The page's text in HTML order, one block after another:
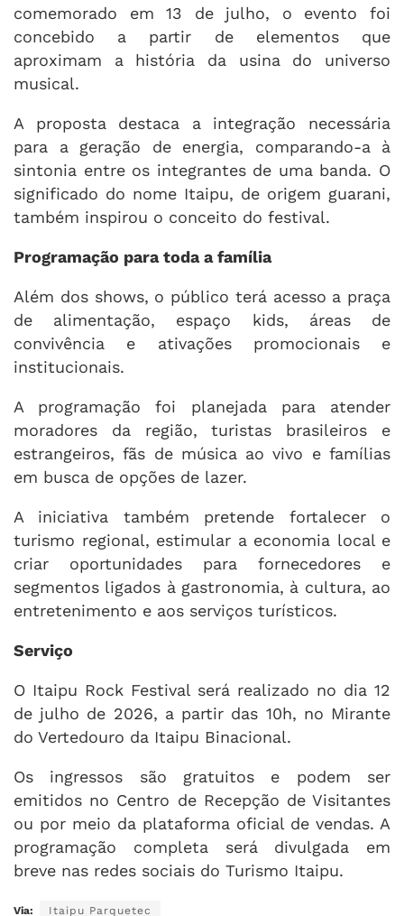
comemorado em 13 de julho, o evento foi
concebido a partir de elementos que
aproximam a história da usina do universo
musical.
A proposta destaca a integração necessária
para a geração de energia, comparando-a à
sintonia entre os integrantes de uma banda. O
significado do nome Itaipu, de origem guarani,
também inspirou o conceito do festival.
Programação para toda a família
Além dos shows, o público terá acesso a praça
de alimentação, espaço kids, áreas de
convivência e ativações promocionais e
institucionais.
A programação foi planejada para atender
moradores da região, turistas brasileiros e
estrangeiros, fãs de música ao vivo e famílias
em busca de opções de lazer.
A iniciativa também pretende fortalecer o
turismo regional, estimular a economia local e
criar oportunidades para fornecedores e
segmentos ligados à gastronomia, à cultura, ao
entretenimento e aos serviços turísticos.
Serviço
O Itaipu Rock Festival será realizado no dia 12
de julho de 2026, a partir das 10h, no Mirante
do Vertedouro da Itaipu Binacional.
Os ingressos são gratuitos e podem ser
emitidos no Centro de Recepção de Visitantes
ou por meio da plataforma oficial de vendas. A
programação completa será divulgada em
breve nas redes sociais do Turismo Itaipu.
Via: Itaipu Parquetec